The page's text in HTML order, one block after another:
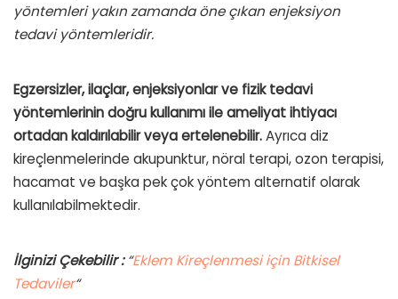
yöntemleri yakın zamanda öne çıkan enjeksiyon
tedavi yöntemleridir.
Egzersizler, ilaçlar, enjeksiyonlar ve fizik tedavi
yöntemlerinin doğru kullanımı ile ameliyat ihtiyacı
ortadan kaldırılabilir veya ertelenebilir.Ayrıca diz
kireçlenmelerinde akupunktur, nöral terapi, ozon terapisi,
hacamat ve başka pek çok yöntem alternatif olarak
kullanılabilmektedir.
İlginizi Çekebilir :“Eklem Kireçlenmesi için Bitkisel
Tedaviler“